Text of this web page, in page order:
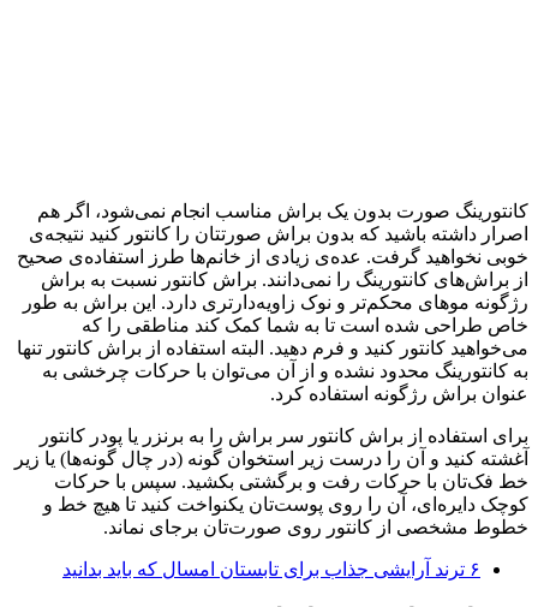
کانتورینگ صورت بدون یک براش مناسب انجام نمی‌شود، اگر هم
اصرار داشته باشید که بدون براش صورتتان را کانتور کنید نتیجه‌ی
خوبی نخواهید گرفت. عده‌ی زیادی از خانم‌ها طرز استفاده‌ی صحیح
از براش‌های کانتورینگ را نمی‌دانند. براش کانتور نسبت به براش
رژگونه موهای محکم‌تر و نوک زاویه‌دارتری دارد. این براش به طور
خاص طراحی شده است تا به شما کمک کند مناطقی را که
می‌خواهید کانتور کنید و فرم دهید. البته استفاده از براش کانتور تنها
به کانتورینگ محدود نشده و از آن می‌توان با حرکات چرخشی به
عنوان براش رژگونه استفاده کرد.
برای استفاده از براش کانتور سر براش را به برنزر یا پودر کانتور
آغشته کنید و آن را درست زیر استخوان گونه (در چال گونه‌ها) یا زیر
خط فک‌تان با حرکات رفت و برگشتی بکشید. سپس با حرکات
کوچک دایره‌ای، آن را روی پوست‌تان یکنواخت کنید تا هیچ خط و
خطوط مشخصی از کانتور روی صورت‌تان برجای نماند.
۶ ترند آرایشی جذاب برای تابستان امسال که باید بدانید